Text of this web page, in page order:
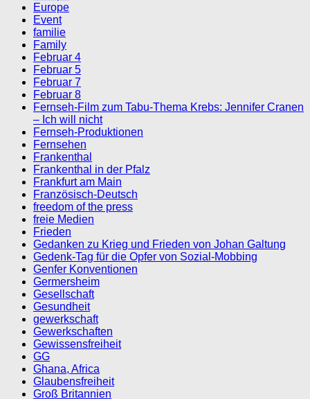
Europe
Event
familie
Family
Februar 4
Februar 5
Februar 7
Februar 8
Fernseh-Film zum Tabu-Thema Krebs: Jennifer Cranen
– Ich will nicht
Fernseh-Produktionen
Fernsehen
Frankenthal
Frankenthal in der Pfalz
Frankfurt am Main
Französisch-Deutsch
freedom of the press
freie Medien
Frieden
Gedanken zu Krieg und Frieden von Johan Galtung
Gedenk-Tag für die Opfer von Sozial-Mobbing
Genfer Konventionen
Germersheim
Gesellschaft
Gesundheit
gewerkschaft
Gewerkschaften
Gewissensfreiheit
GG
Ghana, Africa
Glaubensfreiheit
Groß Britannien